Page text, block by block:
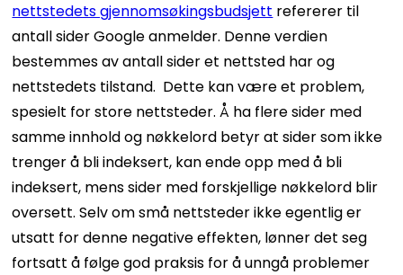
nettstedets gjennomsøkingsbudsjett refererer til
antall sider Google anmelder. Denne verdien
bestemmes av antall sider et nettsted har og
nettstedets tilstand. Dette kan være et problem,
spesielt for store nettsteder. Å ha flere sider med
samme innhold og nøkkelord betyr at sider som ikke
trenger å bli indeksert, kan ende opp med å bli
indeksert, mens sider med forskjellige nøkkelord blir
oversett. Selv om små nettsteder ikke egentlig er
utsatt for denne negative effekten, lønner det seg
fortsatt å følge god praksis for å unngå problemer